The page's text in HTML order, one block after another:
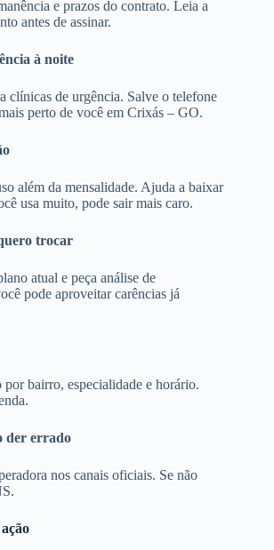
e prazos do contrato. Leia a
antes de assinar.
à noite
clínicas de urgência. Salve o telefone
perto de você em Crixás – GO.
além da mensalidade. Ajuda a baixar
usa muito, pode sair mais caro.
trocar
atual e peça análise de
pode aproveitar carências já
bairro, especialidade e horário.
der errado
nos canais oficiais. Se não